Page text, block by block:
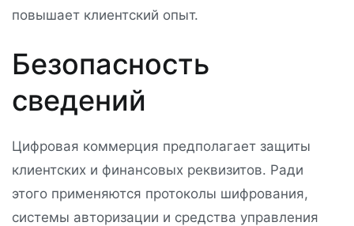
повышает клиентский опыт.
Безопасность
сведений
Цифровая коммерция предполагает защиты
клиентских и финансовых реквизитов. Ради
этого применяются протоколы шифрования,
системы авторизации и средства управления